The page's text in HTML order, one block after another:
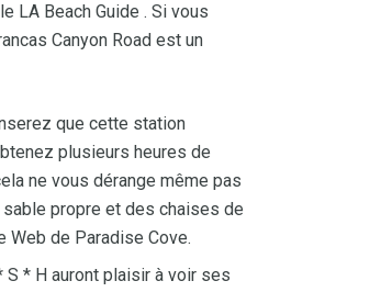
LA Beach Guide . Si vous
Canyon Road est un
que cette station
plusieurs heures de
ne vous dérange même pas
propre et des chaises de
de Paradise Cove.
* H ​​auront plaisir à voir ses